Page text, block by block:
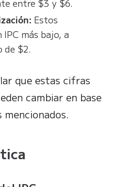
entre $3 y $6.
Estos
más bajo, a
de $2.
que estas cifras
cambiar en base